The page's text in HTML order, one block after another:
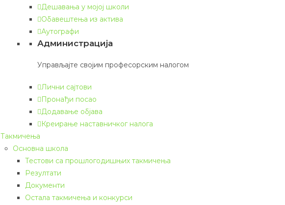
Дешавања у мојој школи
Обавештења из актива
Аутографи
Администрација
Управљајте својим професорским налогом
Лични сајтови
Пронађи посао
Додавање објава
Креирање наставничког налога
Такмичења
Основна школа
Тестови са прошлогодишњих такмичења
Резултати
Документи
Остала такмичења и конкурси